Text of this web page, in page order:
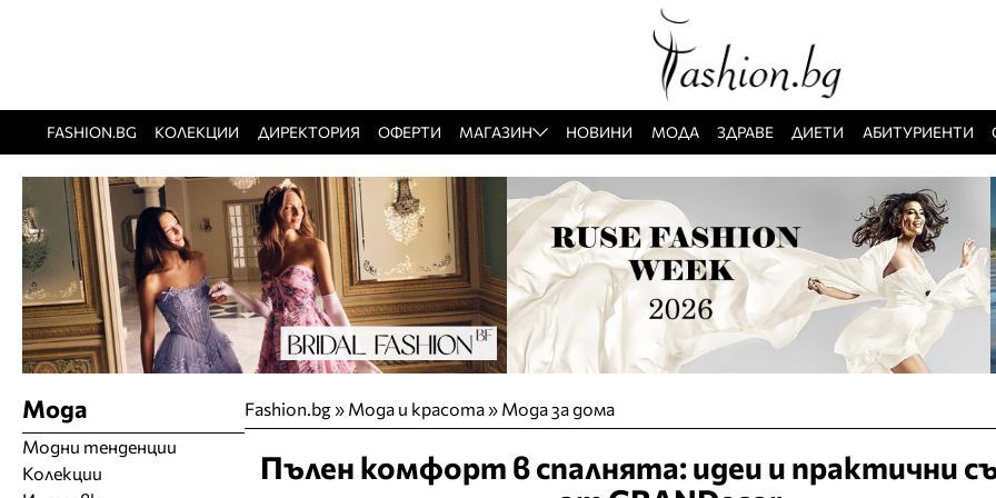
FASHION.BG КОЛЕКЦИИ ДИРЕКТОРИЯ ОФЕРТИ МАГАЗИН НОВИНИ МОДА ЗДРАВЕ ДИЕТИ АБИТУРИЕНТИ
Fashion.bg» Мода и красота» Мода за дома
Пълен комфорт в спалнята: идеи и практични
Мода
Модни тенденции
Колекции